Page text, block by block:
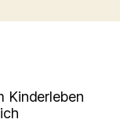
Kinderleben